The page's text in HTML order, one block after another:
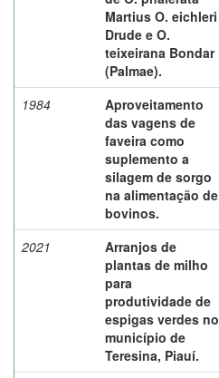
Martius O. eichleri
Drude e O.
teixeirana Bondar
(Palmae).
1984
Aproveitamento
das vagens de
faveira como
suplemento a
silagem de sorgo
na alimentação de
bovinos.
2021
Arranjos de
plantas de milho
para
produtividade de
espigas verdes no
município de
Teresina, Piauí.